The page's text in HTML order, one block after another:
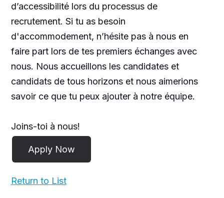
d’accessibilité lors du processus de
recrutement. Si tu as besoin
d'accommodement, n’hésite pas à nous en
faire part lors de tes premiers échanges avec
nous. Nous accueillons les candidates et
candidats de tous horizons et nous aimerions
savoir ce que tu peux ajouter à notre équipe.
Joins-toi à nous!
Return to List